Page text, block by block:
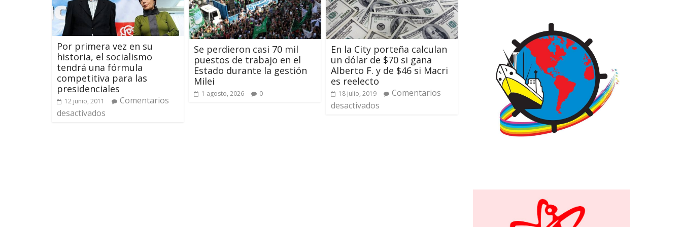
Por primera vez en su
historia, el socialismo
tendrá una fórmula
competitiva para las
presidenciales
12 junio, 2011
Comentarios
desactivados
Se perdieron casi 70 mil
puestos de trabajo en el
Estado durante la gestión
Milei
1 agosto, 2026 0
En la City porteña calculan
un dólar de $70 si gana
Alberto F. y de $46 si Macri
es reelecto
18 julio, 2019
Comentarios
desactivados